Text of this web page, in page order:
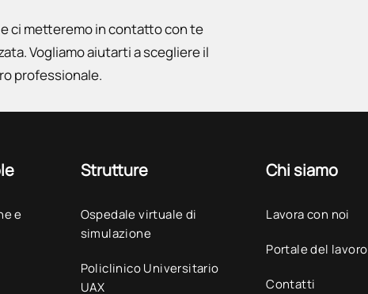
ci metteremo in contatto con te
Vogliamo aiutarti a scegliere il
professionale.
e
Strutture
Ospedale virtuale di
simulazione
Policlinico Universitario
UAX
Chi siamo
Lavora con noi
Portale del lavoro
Contatti